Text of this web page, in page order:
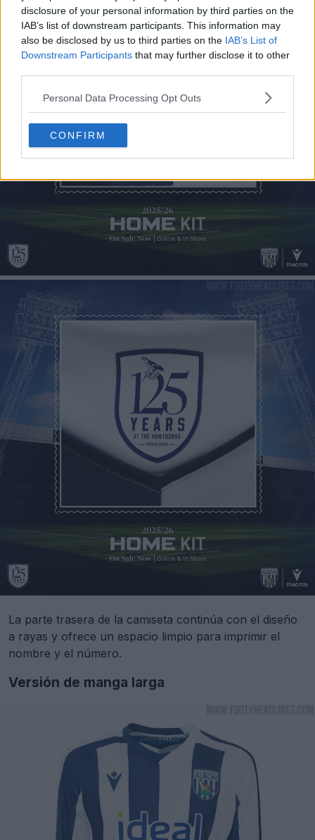
disclosure of your personal information by third parties on the
IAB’s list of downstream participants. This information may
also be disclosed by us to third parties on the IAB’s List of
Downstream Participants that may further disclose it to other
Personal Data Processing Opt Outs
CONFIRM
La parte trasera de la camiseta continúa con el diseño
a rayas y ofrece un espacio limpio para imprimir el
nombre y el número.
Versión de manga larga